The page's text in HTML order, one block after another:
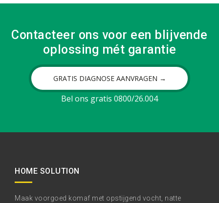
Contacteer ons voor een blijvende
oplossing mét garantie
GRATIS DIAGNOSE AANVRAGEN →
Bel ons gratis 0800/26.004
HOME SOLUTION
Maak voorgoed komaf met opstijgend vocht, natte